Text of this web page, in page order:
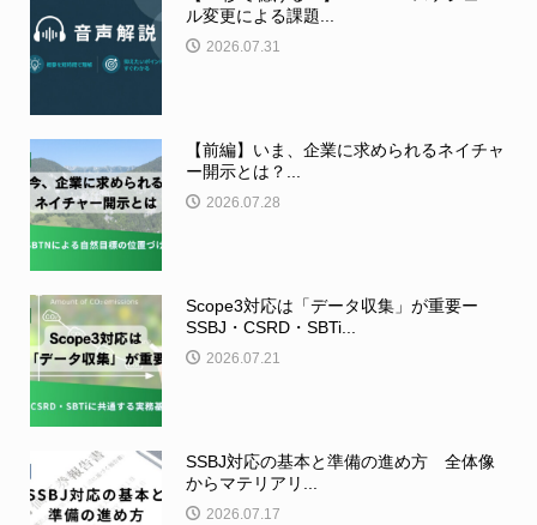
ル変更による課題...
2026.07.31
【前編】いま、企業に求められるネイチャ
ー開示とは？...
2026.07.28
Scope3対応は「データ収集」が重要ー
SSBJ・CSRD・SBTi...
2026.07.21
SSBJ対応の基本と準備の進め方 全体像
からマテリアリ...
2026.07.17